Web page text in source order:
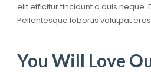
elit efficitur tincidunt a quis neque.
Pellentesque lobortis volutpat
You Will Love